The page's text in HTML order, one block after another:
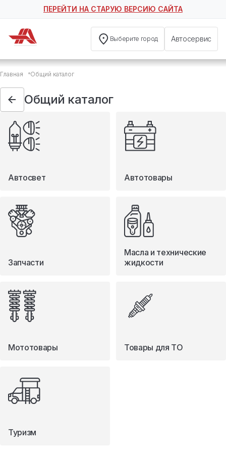
ПЕРЕЙТИ НА СТАРУЮ ВЕРСИЮ САЙТА
Выберите город Автосервис
Общий каталог
Автосвет
Автотовары
Запчасти
Масла и технические жидкости
Мототовары
Туризм
Главная Общий каталог
Общий каталог
Автосвет Автотовары
Запчасти
Масла и технические
жидкости
Мототовары Товары для ТО
Туризм